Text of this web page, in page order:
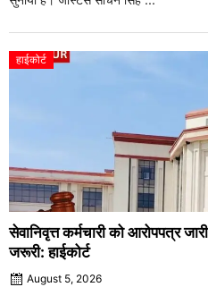
हाईकोर्ट
सेवानिवृत्त कर्मचारी को आरोपपत्र
जरूरी: हाईकोर्ट
August 5, 2026